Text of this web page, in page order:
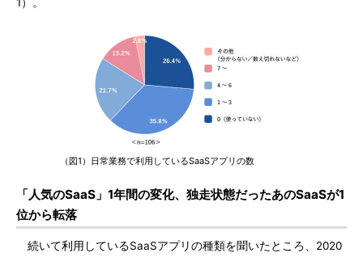
（図1）日常業務で利用しているSaaSアプリの数
「人気のSaaS」1年間の変化、独走状態だったあのSaaSが1
位から転落
続いて利用しているSaaSアプリの種類を聞いたところ、2020